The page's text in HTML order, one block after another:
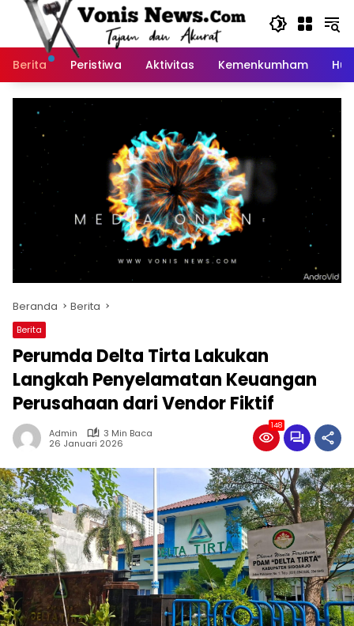
Langsung
Berita
Peristiwa Aktivitas Kemenkumham
Beranda Berita
Berita
Perumda Delta Tirta Lakukan
Langkah Penyelamatan Keuangan
Perusahaan dari Vendor Fiktif
Admin
3 Min Baca
26 Januari 2026
148